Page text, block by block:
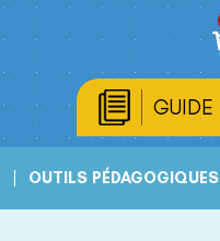
GUIDE
OUTILS PÉDAGOGIQUES